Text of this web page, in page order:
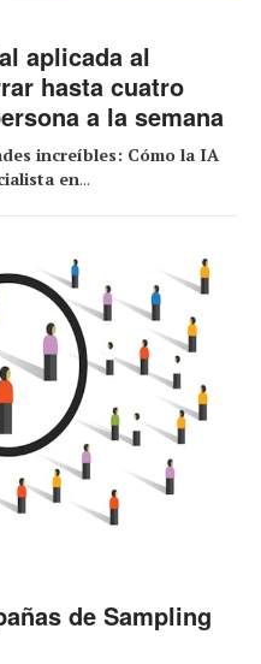
aplicada al
hasta cuatro
a la semana
increíbles: Cómo la IA
en...
de Sampling